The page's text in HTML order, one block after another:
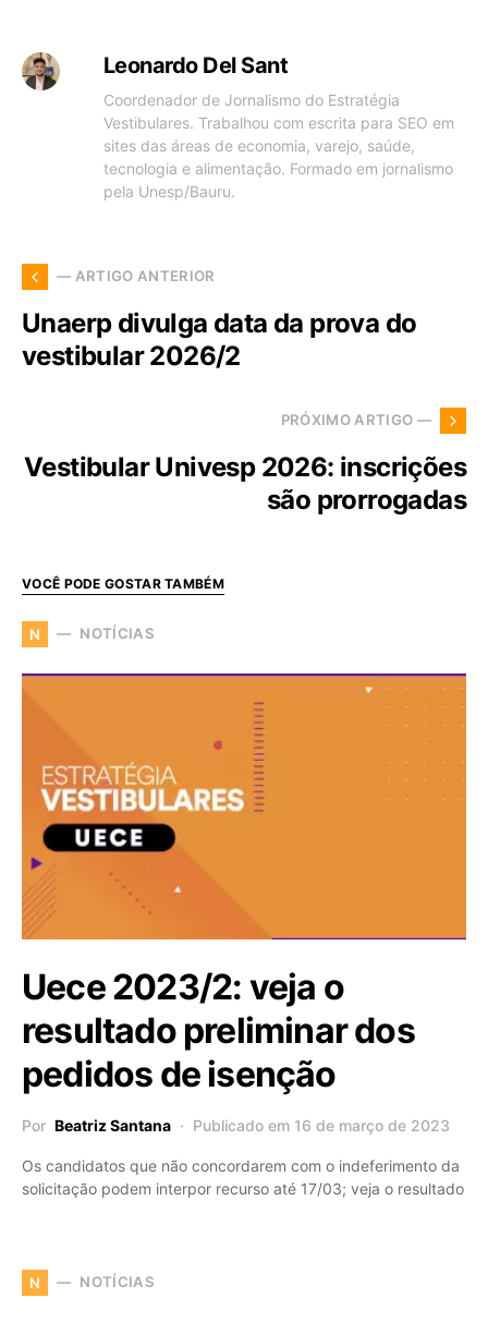
Leonardo Del Sant
Coordenador de Jornalismo do Estratégia
Vestibulares. Trabalhou com escrita para SEO em
sites das áreas de economia, varejo, saúde,
tecnologia e alimentação. Formado em jornalismo
pela Unesp/Bauru.
— ARTIGO ANTERIOR
Unaerp divulga data da prova do
vestibular 2026/2
PRÓXIMO ARTIGO —
Vestibular Univesp 2026: inscrições
são prorrogadas
VOCÊ PODE GOSTAR TAMBÉM
N NOTÍCIAS
Uece 2023/2: veja o
resultado preliminar dos
pedidos de isenção
Por Beatriz Santana Publicado em 16 de março de 2023
Os candidatos que não concordarem com o indeferimento da
solicitação podem interpor recurso até 17/03; veja o resultado
N NOTÍCIAS